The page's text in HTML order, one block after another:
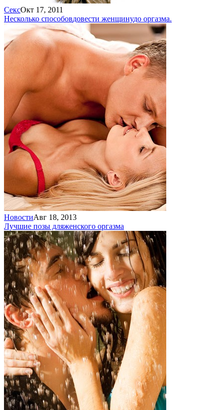
СексОкт 17, 2011
Несколько способовдовести женщинудо оргазма.
НовостиАвг 18, 2013
Лучшие позы дляженского оргазма